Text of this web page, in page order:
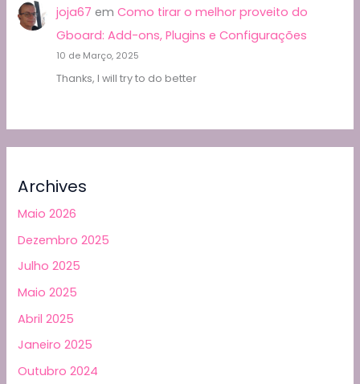
joja67 em Como tirar o melhor proveito do
Gboard: Add-ons, Plugins e Configurações
10 de Março, 2025
Thanks, I will try to do better
Archives
Maio 2026
Dezembro 2025
Julho 2025
Maio 2025
Abril 2025
Janeiro 2025
Outubro 2024